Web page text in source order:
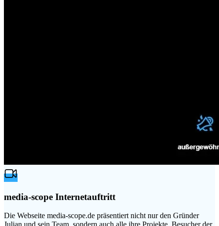
media-scope Internetauftritt
Die Webseite media-scope.de präsentiert nicht nur den Gründer